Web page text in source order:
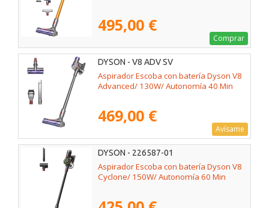
495,00 €
Comprar
DYSON - V8 ADV SV
Aspirador Escoba con batería Dyson V8
Advanced/ 130W/ Autonomía 40 Min
469,00 €
Avísame
DYSON - 226587-01
Aspirador Escoba con batería Dyson V8
Cyclone/ 150W/ Autonomía 60 Min